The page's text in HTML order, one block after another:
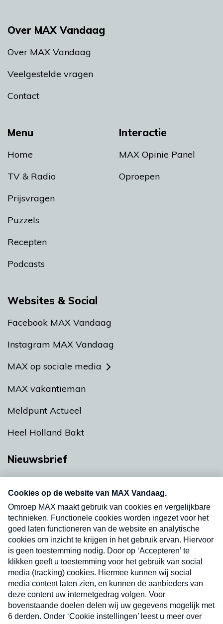
Menu
Home
TV & Radio
Prijsvragen
Puzzels
Recepten
Podcasts
Interactie
MAX Opinie Panel
Oproepen
Over MAX Vandaag
Over MAX Vandaag
Veelgestelde vragen
Contact
Websites & Social
Facebook MAX Vandaag
Instagram MAX Vandaag
MAX op sociale media
MAX vakantieman
Meldpunt Actueel
Heel Holland Bakt
Nieuwsbrief
nieuwsbrief. Elke vrijdag- en dinsdagochtend in
uw mailbox.
Verzend